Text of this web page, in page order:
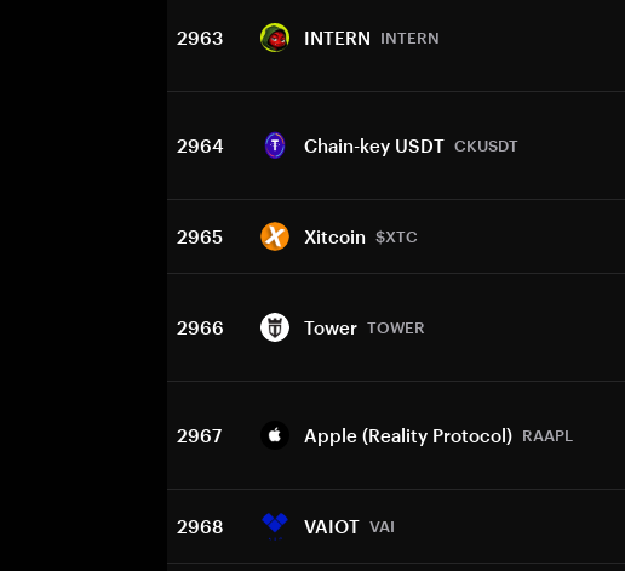
2963 INTERN INTERN
2964 Chain-key USDT CKUSDT
2965 Xitcoin $XTC
2966 Tower TOWER
2967 Apple (Reality Protocol) RAAPL
2968 VAIOT VAI